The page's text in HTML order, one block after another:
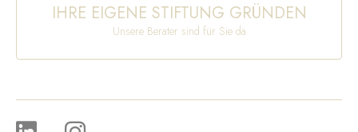
IHRE EIGENE STIFTUNG GRÜNDEN
Unsere Berater sind für Sie da